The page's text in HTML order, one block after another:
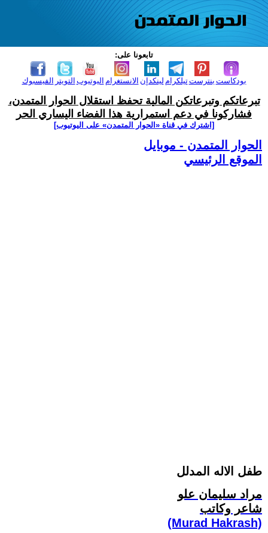
تابعونا على:
الفيسبوك التويتر اليوتيوب الانستغرام لينكدإن تيلكرامبنترست بودكاست
تبرعاتكم وتبرعاتكن المالية تحفظ استقلال الحوار المتمدن،
فشاركونا في دعم استمرارية هذا الفضاء اليساري الحر
[اشترك في قناة ‫«الحوار المتمدن» على اليوتيوب]
الحوار المتمدن - موبايل
الموقع الرئيسي
طفل الاله المدلل
مراد سليمان علو
شاعر وكاتب
(Murad Hakrash)